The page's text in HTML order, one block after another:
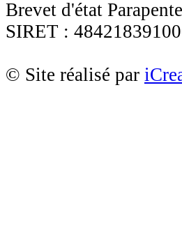
Brevet d'état
SIRET :
© Site réalisé par